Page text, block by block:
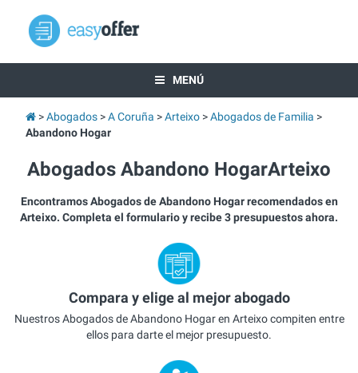
MENÚ
Abogados A Coruña Arteixo
Abogados de Familia
Abandono Hogar
Abogados Abandono HogarArteixo
Encontramos Abogados de Abandono Hogar recomendados en
Arteixo. Completa el formulario y recibe 3 presupuestos ahora.
Compara y elige al mejor abogado
Nuestros Abogados de Abandono Hogar en Arteixo compiten entre
ellos para darte el mejor presupuesto.